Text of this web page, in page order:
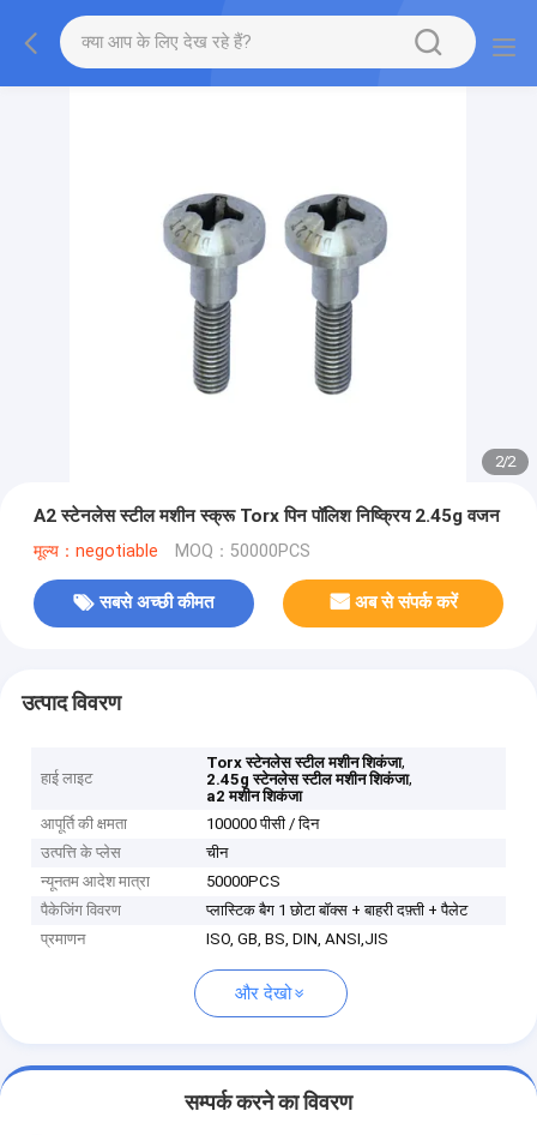
2/2
A2 स्टेनलेस स्टील मशीन स्क्रू Torx पिन पॉलिश निष्क्रिय 2.45g वजन
मूल्य：negotiable MOQ：50000PCS
सबसे अच्छी कीमत अब से संपर्क करें
उत्पाद विवरण
हाई लाइट
Torx स्टेनलेस स्टील मशीन शिकंजा,
2.45g स्टेनलेस स्टील मशीन शिकंजा,
a2 मशीन शिकंजा
आपूर्ति की क्षमता
100000 पीसी / दिन
उत्पत्ति के प्लेस
चीन
न्यूनतम आदेश मात्रा
50000PCS
पैकेजिंग विवरण
प्लास्टिक बैग 1 छोटा बॉक्स + बाहरी दफ़्ती + पैलेट
प्रमाणन
ISO, GB, BS, DIN, ANSI,JIS
और देखो
सम्पर्क करने का विवरण